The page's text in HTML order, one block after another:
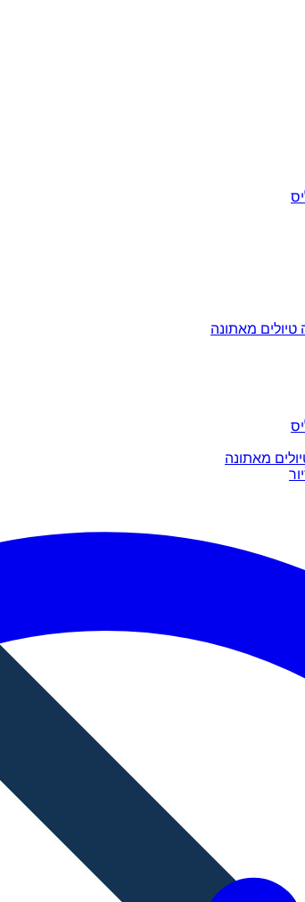
טיולים מאתונה
מאתונה